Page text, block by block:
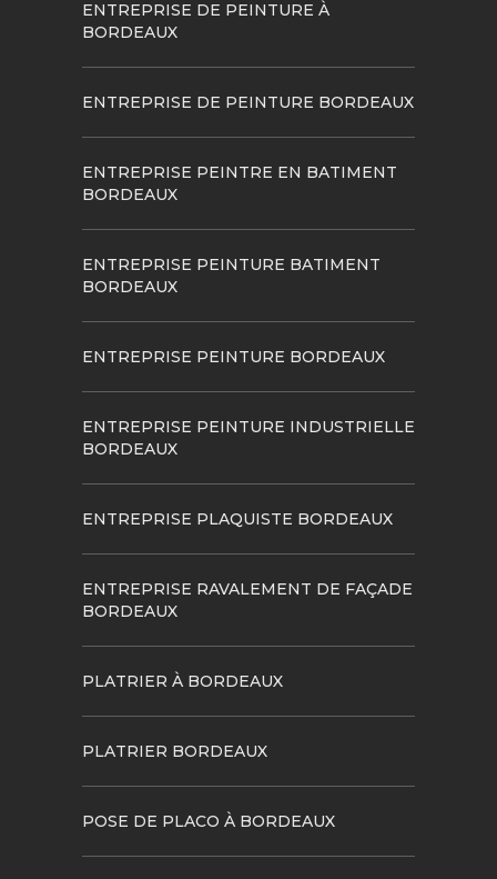
ENTREPRISE DE PEINTURE À
BORDEAUX
ENTREPRISE DE PEINTURE BORDEAUX
ENTREPRISE PEINTRE EN BATIMENT
BORDEAUX
ENTREPRISE PEINTURE BATIMENT
BORDEAUX
ENTREPRISE PEINTURE BORDEAUX
ENTREPRISE PEINTURE INDUSTRIELLE
BORDEAUX
ENTREPRISE PLAQUISTE BORDEAUX
ENTREPRISE RAVALEMENT DE FAÇADE
BORDEAUX
PLATRIER À BORDEAUX
PLATRIER BORDEAUX
POSE DE PLACO À BORDEAUX